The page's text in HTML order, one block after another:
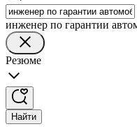
инженер по гарантии
Резюме
Найти